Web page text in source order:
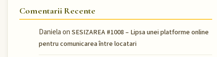
Comentarii Recente
Danielaon SESIZAREA #1008 – Lipsa unei platforme online
pentru comunicarea între locatari